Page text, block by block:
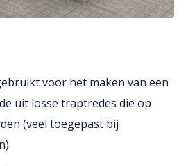
voor het maken van een
uit losse traptredes die op
(veel toegepast bij